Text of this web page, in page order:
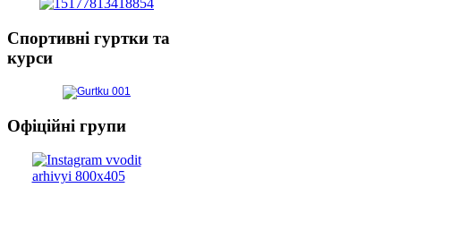
Спортивнi гуртки та
курси
Офіційні групи